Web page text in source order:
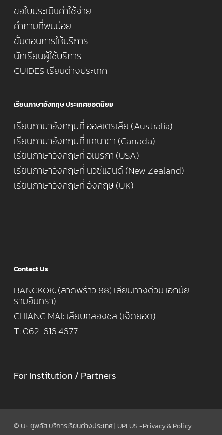
ขอใบประเมินค่าใช้จ่าย
คำถามที่พบบ่อย
ขั้นตอนการให้บริการ
นักเรียนผู้ใช้บริการ
GUIDES เรียนต่างประเทศ
เรียนภาษาอังกฤษ ประเทศยอดนิยม
เรียนภาษาอังกฤษที่ ออสเตรเลีย (Australia)
เรียนภาษาอังกฤษที่ แคนาดา (Canada)
เรียนภาษาอังกฤษที่ อเมริกา (USA)
เรียนภาษาอังกฤษที่ นิวซีแลนด์ (New Zealand)
เรียนภาษาอังกฤษที่ อังกฤษ (UK)
Contact Us
BANGKOK: (ลาดพร้าว 88) เลียบทางด่วน เอกมัย-
รามอินทรา)
CHIANG MAI: เลียบคลองชล (เจ็ดยอด)
T: 062-616 4677
For Institution / Partners
© U+ ยูพลัส บริการเรียนต่างประเทศ | UPLUS -Privacy & Policy